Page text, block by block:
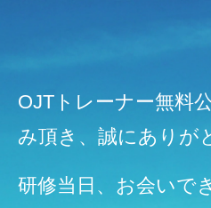
OJTトレーナー無料
み頂き、誠にありが
研修当日、お会いで